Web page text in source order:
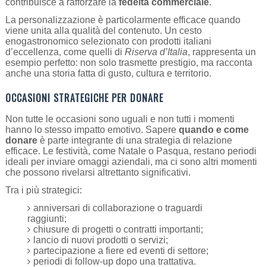
contribuisce a rafforzare la fedeltà commerciale.
La personalizzazione è particolarmente efficace quando
viene unita alla qualità del contenuto. Un cesto
enogastronomico selezionato con prodotti italiani
d’eccellenza, come quelli di Riserva d’Italia, rappresenta un
esempio perfetto: non solo trasmette prestigio, ma racconta
anche una storia fatta di gusto, cultura e territorio.
OCCASIONI STRATEGICHE PER DONARE
Non tutte le occasioni sono uguali e non tutti i momenti
hanno lo stesso impatto emotivo. Sapere quando e come
donareè parte integrante di una strategia di relazione
efficace. Le festività, come Natale o Pasqua, restano periodi
ideali per inviare omaggi aziendali, ma ci sono altri momenti
che possono rivelarsi altrettanto significativi.
Tra i più strategici:
anniversari di collaborazione o traguardi
raggiunti;
chiusure di progetti o contratti importanti;
lancio di nuovi prodotti o servizi;
partecipazione a fiere ed eventi di settore;
periodi di follow-up dopo una trattativa.